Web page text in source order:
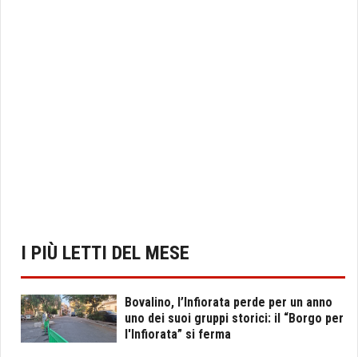
I PIÙ LETTI DEL MESE
Bovalino, l’Infiorata perde per un anno
uno dei suoi gruppi storici: il “Borgo per
l'Infiorata” si ferma